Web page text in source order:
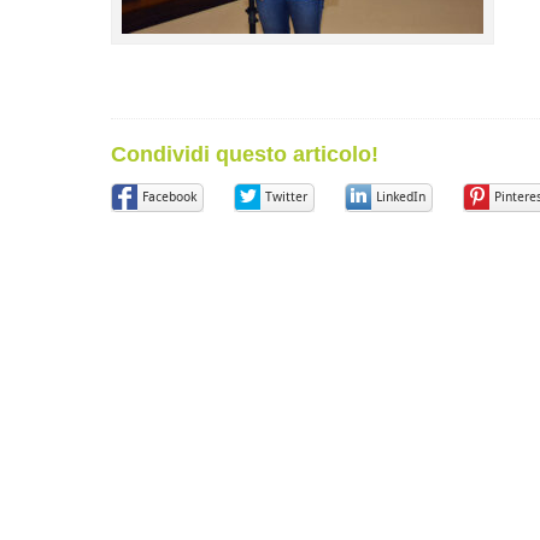
Condividi questo articolo!
Facebook Twitter LinkedIn